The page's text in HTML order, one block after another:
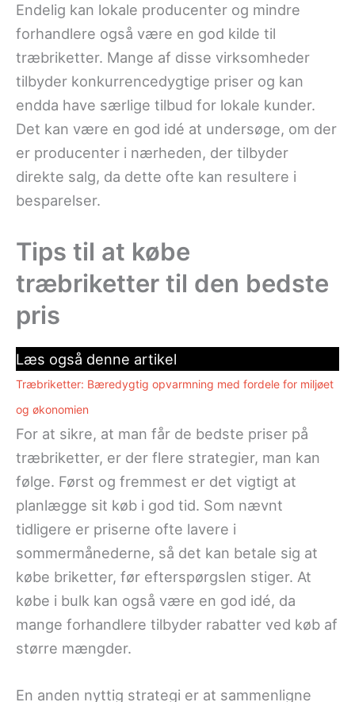
Endelig kan lokale producenter og mindre
forhandlere også være en god kilde til
træbriketter. Mange af disse virksomheder
tilbyder konkurrencedygtige priser og kan
endda have særlige tilbud for lokale kunder.
Det kan være en god idé at undersøge, om der
er producenter i nærheden, der tilbyder
direkte salg, da dette ofte kan resultere i
besparelser.
Tips til at købe
træbriketter til den bedste
pris
Læs også denne artikel
Træbriketter: Bæredygtig opvarmning med fordele for miljøet
og økonomien
For at sikre, at man får de bedste priser på
træbriketter, er der flere strategier, man kan
følge. Først og fremmest er det vigtigt at
planlægge sit køb i god tid. Som nævnt
tidligere er priserne ofte lavere i
sommermånederne, så det kan betale sig at
købe briketter, før efterspørgslen stiger. At
købe i bulk kan også være en god idé, da
mange forhandlere tilbyder rabatter ved køb af
større mængder.
En anden nyttig strategi er at sammenligne